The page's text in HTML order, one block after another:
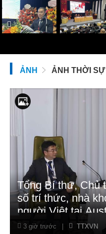
ẢNH ẢNH THỜI
Tổng Bí thư, Chủ
số trí thức, nhà
người Việt tại
3 giờ trước TTXVN